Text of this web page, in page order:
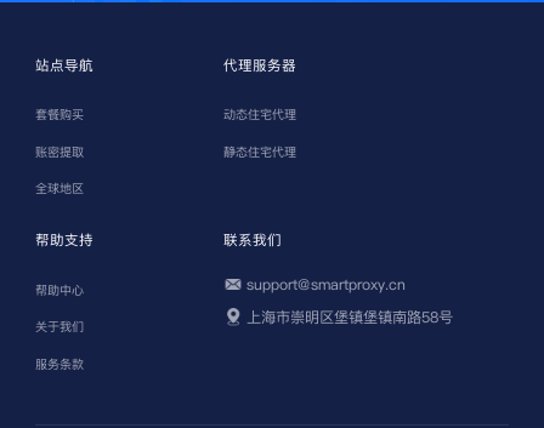
站点导航
套餐购买
账密提取
全球地区
代理服务器
动态住宅代理
静态住宅代理
帮助支持
帮助中心
关于我们
服务条款
联系我们
support@smartproxy.cn
上海市崇明区堡镇堡镇南路58号